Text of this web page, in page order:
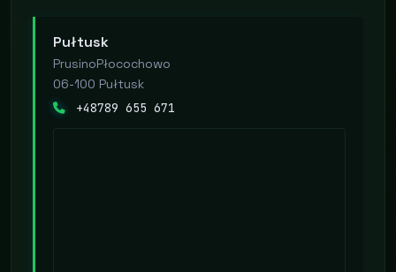
Pułtusk
PrusinoPłocochowo
06-100 Pułtusk
+48789 655 671